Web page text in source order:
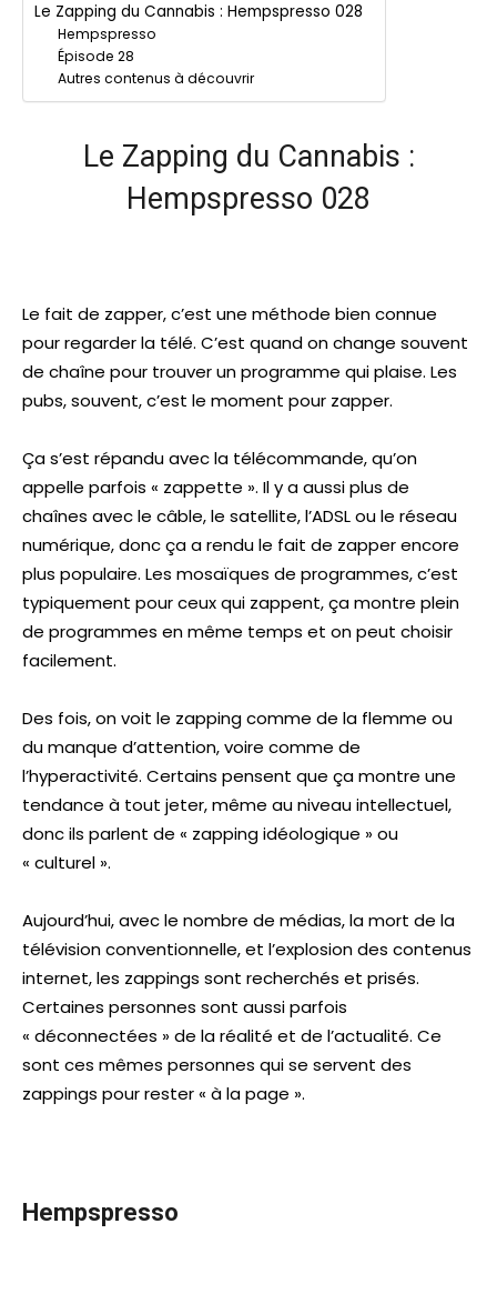
Le Zapping du Cannabis : Hempspresso 028
Hempspresso
Épisode 28
Autres contenus à découvrir
Le Zapping du Cannabis :
Hempspresso 028
Le fait de zapper, c’est une méthode bien connue
pour regarder la télé. C’est quand on change souvent
de chaîne pour trouver un programme qui plaise. Les
pubs, souvent, c’est le moment pour zapper.
Ça s’est répandu avec la télécommande, qu’on
appelle parfois « zappette ». Il y a aussi plus de
chaînes avec le câble, le satellite, l’ADSL ou le réseau
numérique, donc ça a rendu le fait de zapper encore
plus populaire. Les mosaïques de programmes, c’est
typiquement pour ceux qui zappent, ça montre plein
de programmes en même temps et on peut choisir
facilement.
Des fois, on voit le zapping comme de la flemme ou
du manque d’attention, voire comme de
l’hyperactivité. Certains pensent que ça montre une
tendance à tout jeter, même au niveau intellectuel,
donc ils parlent de « zapping idéologique » ou
« culturel ».
Aujourd’hui, avec le nombre de médias, la mort de la
télévision conventionnelle, et l’explosion des contenus
internet, les zappings sont recherchés et prisés.
Certaines personnes sont aussi parfois
« déconnectées » de la réalité et de l’actualité. Ce
sont ces mêmes personnes qui se servent des
zappings pour rester « à la page ».
Hempspresso